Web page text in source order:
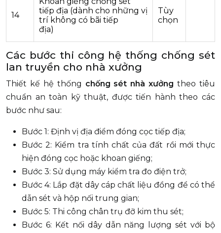
14
tiếp địa (dành cho những vị
trí không có bãi tiếp
địa)
Tùy
chọn
Các bước thi công hệ thống chống sét
lan truyền cho nhà xưởng
Thiết kế hệ thống chống sét nhà xưởng theo tiêu
chuẩn an toàn kỹ thuật, được tiến hành theo các
bước như sau:
Bước 1: Định vị địa điểm đóng cọc tiếp địa;
Bước 2: Kiểm tra tính chất của đất rồi mới thực
hiện đóng cọc hoặc khoan giếng;
Bước 3: Sử dụng máy kiểm tra đo điện trở;
Bước 4: Lắp đặt dây cáp chất liệu đồng để có thể
dẫn sét và hộp nối trung gian;
Bước 5: Thi công chân trụ đỡ kim thu sét;
Bước 6: Kết nối dây dẫn năng lượng sét với bộ